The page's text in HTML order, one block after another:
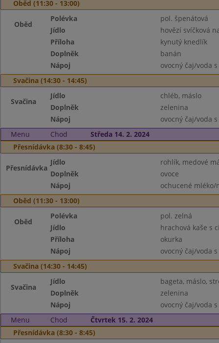
Oběd (11:30 - 13:00)
Oběd
Polévka
pol. špenátová
Jídlo
hovězí svíčková
Příloha
kynutý knedlík
Doplněk
banán
Nápoj
ovocný čaj/voda
Svačina (14:30 - 14:45)
Svačina
Jídlo
chléb, máslo
Doplněk
zelenina
Nápoj
ovocný čaj/voda
Menu
Chod
Středa 14. 2. 2024
Přesnídávka (8:30 - 8:45)
Přesnídávka
Jídlo
rohlík, medové
Doplněk
ovoce
Nápoj
ochucené
Oběd (11:30 - 13:00)
Oběd
Polévka
pol. zelná
Jídlo
hrachová kaše s
Příloha
okurka
Nápoj
ovocný čaj/voda
Svačina (14:30 - 14:45)
Svačina
Jídlo
bageta, máslo,
Doplněk
zelenina
Nápoj
ovocný čaj/voda
Menu
Chod
Čtvrtek 15. 2. 2024
Přesnídávka (8:30 - 8:45)